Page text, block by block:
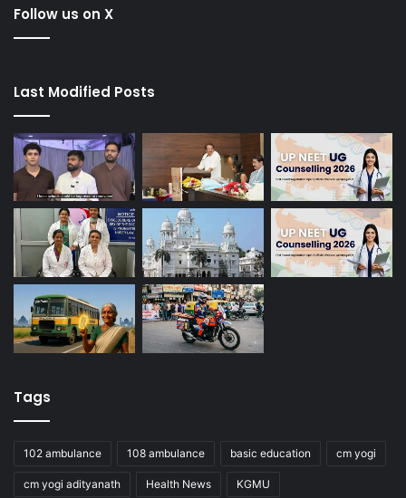
Follow us on X
Last Modified Posts
Tags
102 ambulance 108 ambulance basic education cm yogi
cm yogi adityanath Health News KGMU